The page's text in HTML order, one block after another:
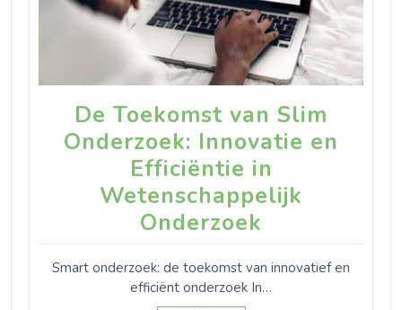
De Toekomst van Slim
Onderzoek: Innovatie en
Efficiëntie in
Wetenschappelijk
Onderzoek
Smart onderzoek: de toekomst van innovatief en
efficiënt onderzoek In…